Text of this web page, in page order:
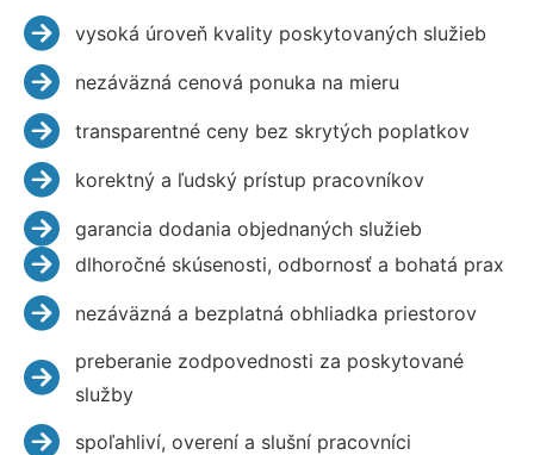
vysoká úroveň kvality poskytovaných služieb
nezáväzná cenová ponuka na mieru
transparentné ceny bez skrytých poplatkov
korektný a ľudský prístup pracovníkov
garancia dodania objednaných služieb
dlhoročné skúsenosti, odbornosť a bohatá prax
nezáväzná a bezplatná obhliadka priestorov
preberanie zodpovednosti za poskytované
služby
spoľahliví, overení a slušní pracovníci